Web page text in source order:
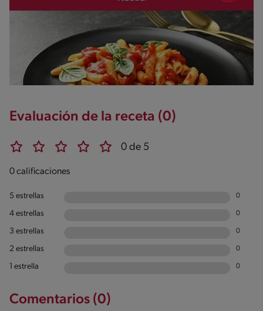
Evaluación de la receta (0)
0 de 5
0 calificaciones
5 estrellas 0
4 estrellas 0
3 estrellas 0
2 estrellas 0
1 estrella 0
Comentarios (0)